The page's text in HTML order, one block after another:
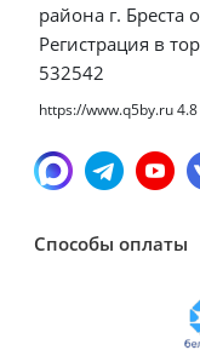
района г. Бреста
Регистрация в
532542
https://www.q5by.ru4.8
Способы оплаты